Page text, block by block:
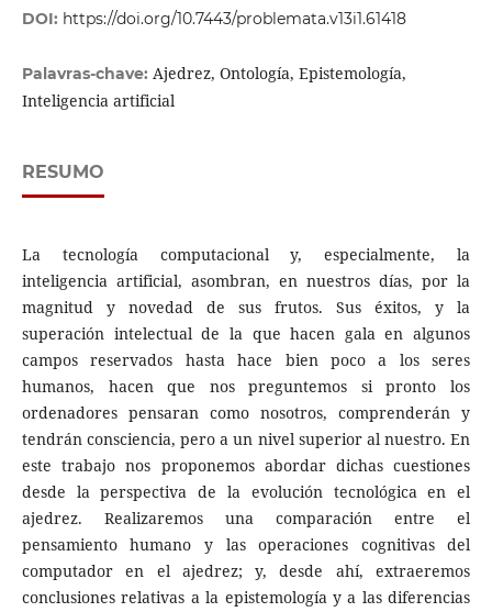
DOI: https://doi.org/10.7443/problemata.v13i1.61418
Palavras-chave: Ajedrez, Ontología, Epistemología,
Inteligencia artificial
RESUMO
La tecnología computacional y, especialmente, la
inteligencia artificial, asombran, en nuestros días, por la
magnitud y novedad de sus frutos. Sus éxitos, y la
superación intelectual de la que hacen gala en algunos
campos reservados hasta hace bien poco a los seres
humanos, hacen que nos preguntemos si pronto los
ordenadores pensaran como nosotros, comprenderán y
tendrán consciencia, pero a un nivel superior al nuestro. En
este trabajo nos proponemos abordar dichas cuestiones
desde la perspectiva de la evolución tecnológica en el
ajedrez. Realizaremos una comparación entre el
pensamiento humano y las operaciones cognitivas del
computador en el ajedrez; y, desde ahí, extraeremos
conclusiones relativas a la epistemología y a las diferencias